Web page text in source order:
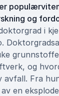
og
i
og
avfall. Fra
en